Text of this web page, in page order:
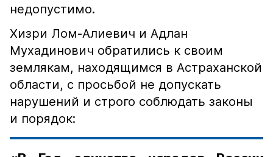
недопустимо.
Хизри Лом-Алиевич и Адлан
Мухадинович обратились к своим
землякам, находящимся в Астраханской
области, с просьбой не допускать
нарушений и строго соблюдать законы
и порядок: